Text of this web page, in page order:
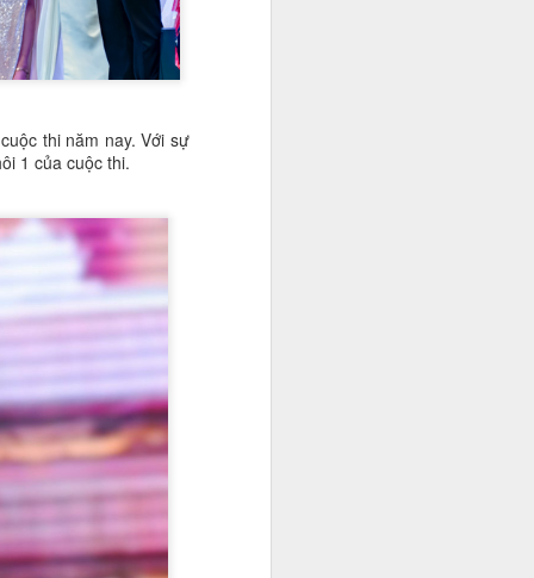
thi năm nay. Với sự
1 của cuộc thi.